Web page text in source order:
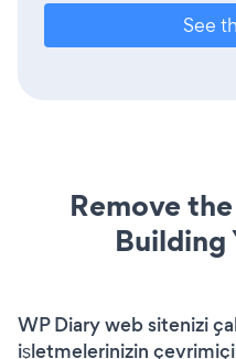
See
Remove
Building
WP Diary web sitenizi
işletmelerinizin çevrimiçi